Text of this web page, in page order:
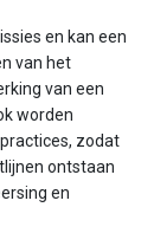
en kan een
van het
van een
worden
zodat
ontstaan
en